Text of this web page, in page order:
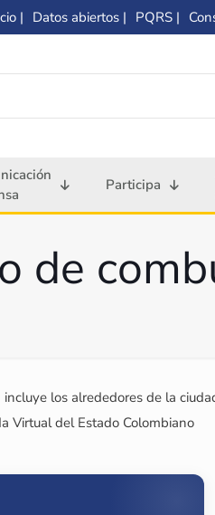
| Datos abiertos | PQRS |
Participa
de
los alrededores de la
Virtual del Estado Colombiano